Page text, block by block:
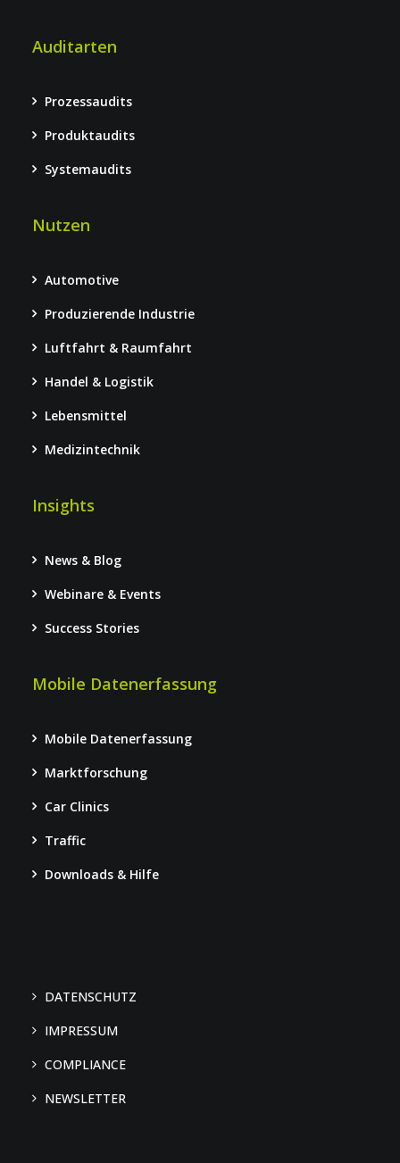
Auditarten
Prozessaudits
Produktaudits
Systemaudits
Nutzen
Automotive
Produzierende Industrie
Luftfahrt & Raumfahrt
Handel & Logistik
Lebensmittel
Medizintechnik
Insights
News & Blog
Webinare & Events
Success Stories
Mobile Datenerfassung
Mobile Datenerfassung
Marktforschung
Car Clinics
Traffic
Downloads & Hilfe
DATENSCHUTZ
IMPRESSUM
COMPLIANCE
NEWSLETTER